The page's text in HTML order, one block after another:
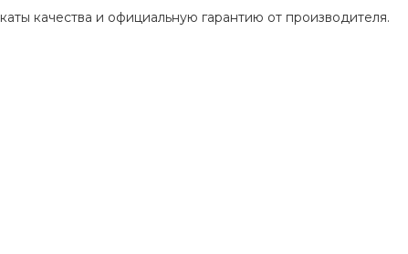
качества и официальную гарантию от производителя.